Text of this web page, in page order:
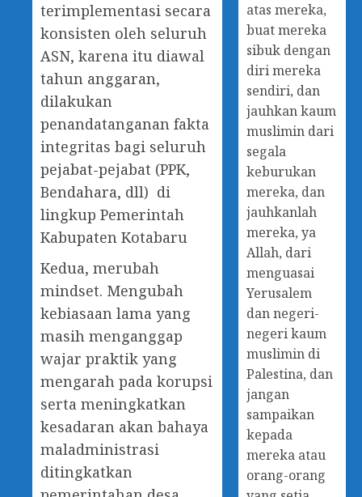
terimplementasi secara
konsisten oleh seluruh
ASN, karena itu diawal
tahun anggaran,
dilakukan
penandatanganan fakta
integritas bagi seluruh
pejabat-pejabat (PPK,
Bendahara, dll) di
lingkup Pemerintah
Kabupaten Kotabaru
Kedua, merubah
mindset. Mengubah
kebiasaan lama yang
masih menganggap
wajar praktik yang
mengarah pada korupsi
serta meningkatkan
kesadaran akan bahaya
maladministrasi
ditingkatkan
atas mereka,
buat mereka
sibuk dengan
diri mereka
sendiri, dan
jauhkan kaum
muslimin dari
segala
keburukan
mereka, dan
jauhkanlah
mereka, ya
Allah, dari
menguasai
Yerusalem
dan negeri-
negeri kaum
muslimin di
Palestina, dan
jangan
sampaikan
kepada
mereka atau
orang-orang